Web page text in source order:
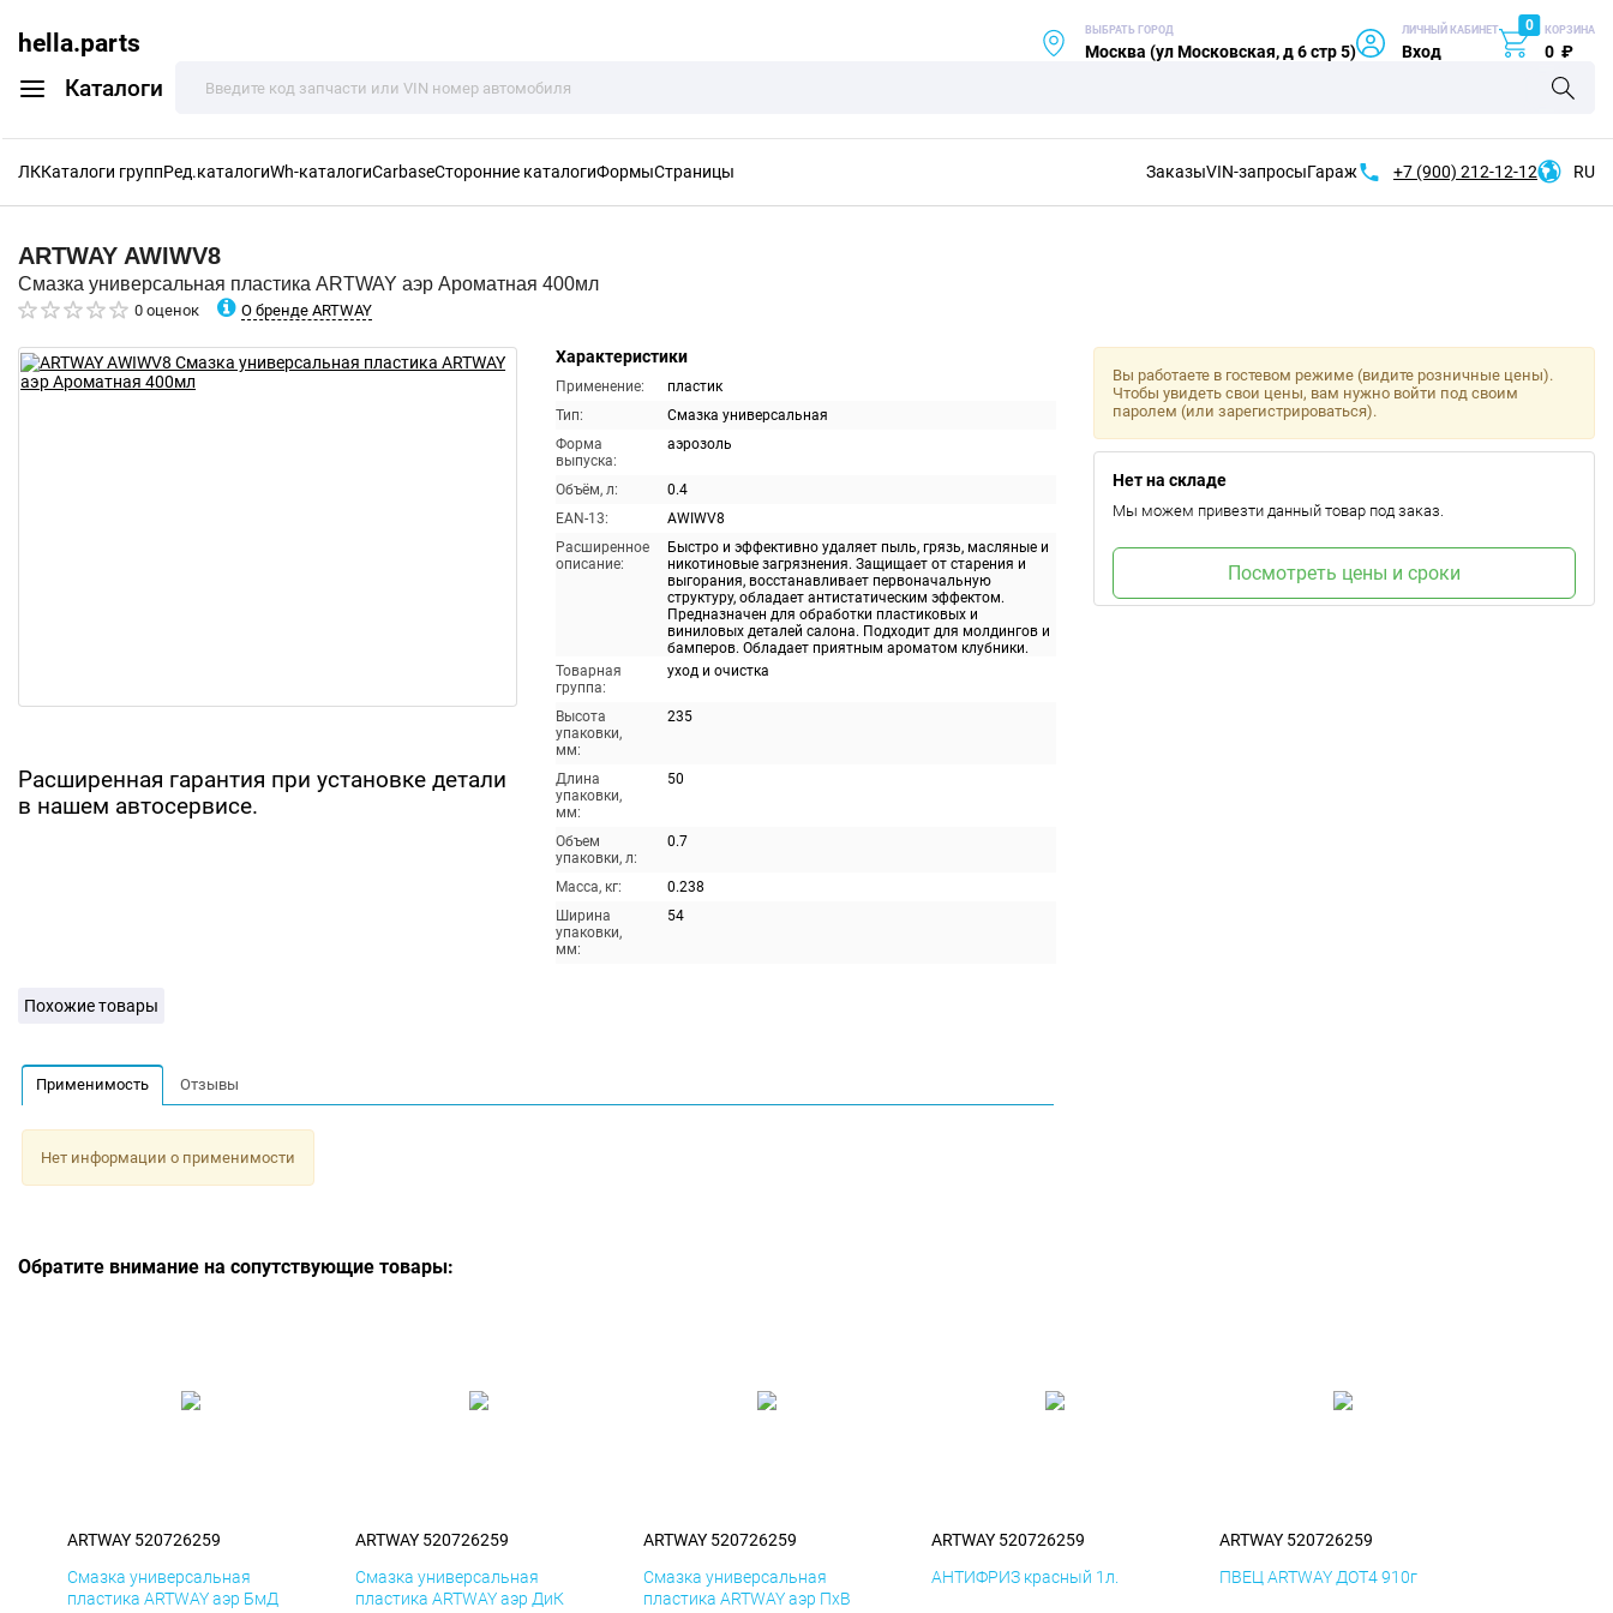
hella.parts
Каталоги
ВЫБРАТЬ ГОРОД
Москва (ул Московская, д 6 стр 5)
ЛИЧНЫЙ КАБИНЕТ
Вход
0 КОРЗИНА
0 ₽
ЛККаталоги группРед.каталогиWh-каталогиCarbaseСторонние каталогиФормыСтраницы ЗаказыVIN-запросыГараж +7 (900) 212-12-12 RU
ARTWAY AWIWV8
Смазка универсальная пластика ARTWAY аэр Ароматная 400мл
0 оценок О бренде ARTWAY
Расширенная гарантия при установке детали
в нашем автосервисе.
Характеристики
Применение:
пластик
Тип:
Смазка универсальная
Форма
выпуска:
аэрозоль
Объём, л:
0.4
EAN-13:
AWIWV8
Расширенное
описание:
Быстро и эффективно удаляет пыль, грязь, масляные и
никотиновые загрязнения. Защищает от старения и
выгорания, восстанавливает первоначальную
структуру, обладает антистатическим эффектом.
Предназначен для обработки пластиковых и
виниловых деталей салона. Подходит для молдингов и
бамперов. Обладает приятным ароматом клубники.
Товарная
группа:
уход и очистка
Высота
упаковки,
мм:
235
Длина
упаковки,
мм:
50
Объем
упаковки, л:
0.7
Масса, кг:
0.238
Ширина
упаковки,
мм:
54
Вы работаете в гостевом режиме (видите розничные цены).
Чтобы увидеть свои цены, вам нужно войти под своим
паролем (или зарегистрироваться).
Нет на складе
Мы можем привезти данный товар под заказ.
Посмотреть цены и сроки
Похожие товары
Применимость Отзывы
Нет информации о применимости
Обратите внимание на сопутствующие товары:
ARTWAY 520726259
Смазка универсальная
пластика ARTWAY аэр БмД
ARTWAY 520726259
Смазка универсальная
пластика ARTWAY аэр ДиК
ARTWAY 520726259
Смазка универсальная
пластика ARTWAY аэр ПхВ
ARTWAY 520726259
АНТИФРИЗ красный 1л.
ARTWAY 520726259
ПВЕЦ ARTWAY ДОТ4 910г